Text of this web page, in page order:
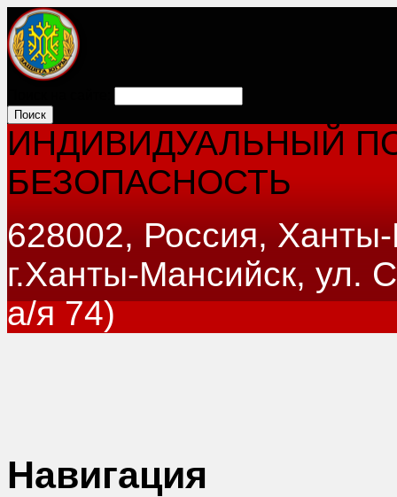
ИНДИВИДУАЛЬНЫЙ
БЕЗОПАСНОСТЬ
628002, Россия,
г.Ханты-Мансийск, ул.
а/я 74)
Навигация